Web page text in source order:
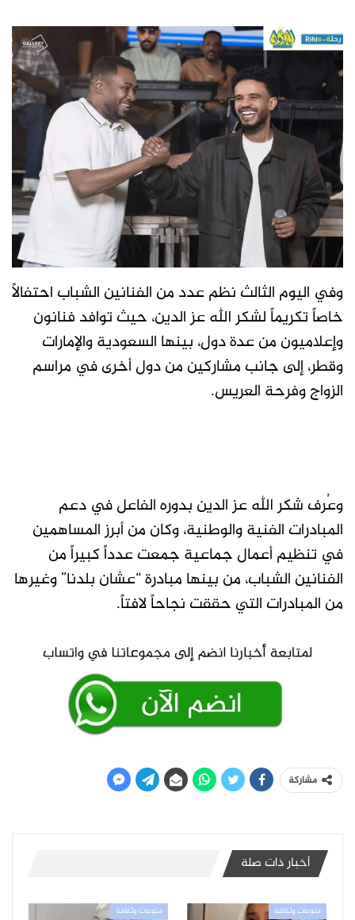
وفي اليوم الثالث نظم عدد من الفنانين الشباب احتفالاً
خاصاً تكريماً لشكر الله عز الدين، حيث توافد فنانون
وإعلاميون من عدة دول، بينها السعودية والإمارات
وقطر، إلى جانب مشاركين من دول أخرى في مراسم
الزواج وفرحة العريس.
وعُرف شكر الله عز الدين بدوره الفاعل في دعم
المبادرات الفنية والوطنية، وكان من أبرز المساهمين
في تنظيم أعمال جماعية جمعت عدداً كبيراً من
الفنانين الشباب، من بينها مبادرة “عشان بلدنا” وغيرها
من المبادرات التي حققت نجاحاً لافتاً.
مشاركة
أخبار ذات صلة
منوعات وثقافة منوعات وثقافة